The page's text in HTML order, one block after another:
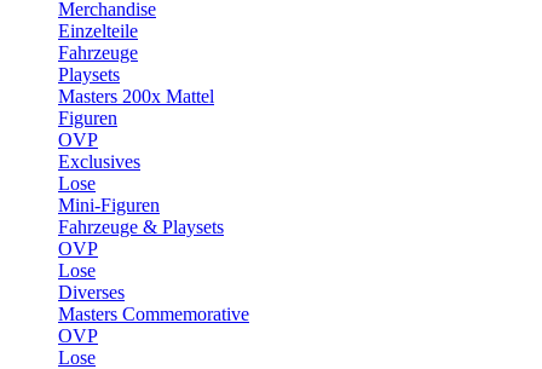
Merchandise
Einzelteile
Fahrzeuge
Playsets
Masters 200x Mattel
Figuren
OVP
Exclusives
Lose
Mini-Figuren
Fahrzeuge & Playsets
OVP
Lose
Diverses
Masters Commemorative
OVP
Lose